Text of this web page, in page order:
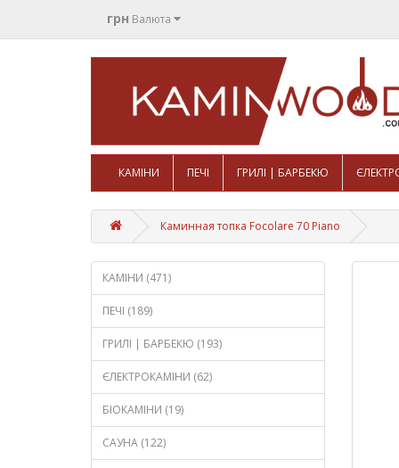
грн Валюта
КАМІНИ ПЕЧІ ГРИЛІ | БАРБЕКЮ
Каминная топка Focolare 70 Piano
КАМІНИ (471)
ПЕЧІ (189)
ГРИЛІ | БАРБЕКЮ (193)
ЄЛЕКТРОКАМІНИ (62)
БІОКАМІНИ (19)
САУНА (122)